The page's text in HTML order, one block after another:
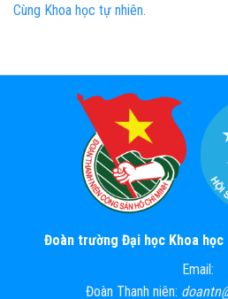
Cùng Khoa học tự nhiên.
Đoàn trường Đại học Khoa học
Email:
Đoàn Thanh niên: